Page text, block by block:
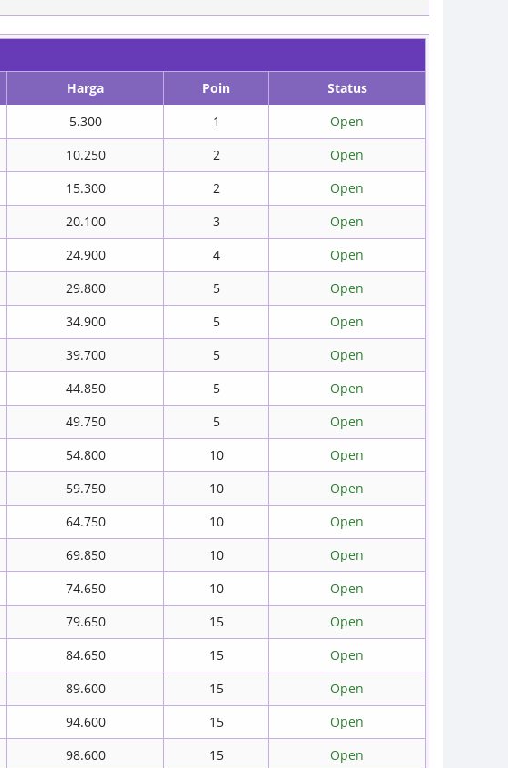
Harga Poin
Status
5.300 1
Open
10.250 2
Open
15.300 2
Open
20.100 3
Open
24.900 4
Open
29.800 5
Open
34.900 5
Open
39.700 5
Open
44.850 5
Open
49.750 5
Open
54.800 10
Open
59.750 10
Open
64.750 10
Open
69.850 10
Open
74.650 10
Open
79.650 15
Open
84.650 15
Open
89.600 15
Open
94.600 15
Open
98.600 15
Open